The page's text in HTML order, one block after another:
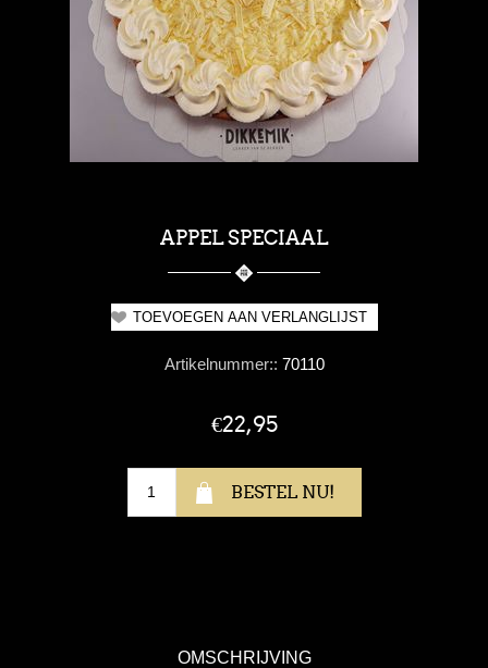
APPEL SPECIAAL
Artikelnummer:: 70110
€22,95
OMSCHRIJVING